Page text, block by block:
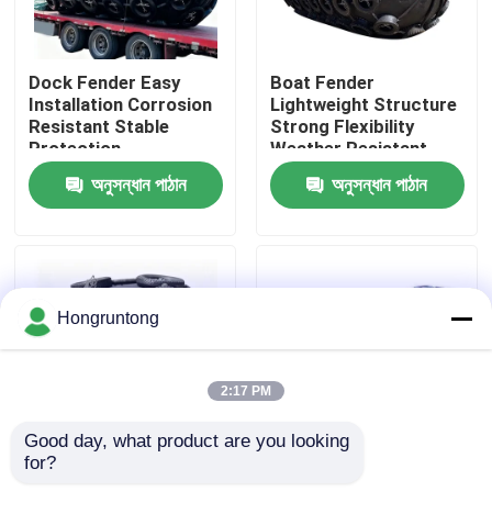
ভিডিও
আমাদের সম্পর্কে
কারখানা ভ্রমণ
উদ্ধৃতির জন্য আবেদন
ইয়োকোহামা রাবার ফেন্ডার
Dock Fender Easy
Installation Corrosion
Resistant Stable
Protection
অনুসন্ধান পাঠান
Boat Fender
Lightweight Structure
Strong Flexibility
Weather Resistant
অনুসন্ধান পাঠান
Yokohama Rubber
Hongruntong
2:17 PM
Good day, what product are you looking
for?